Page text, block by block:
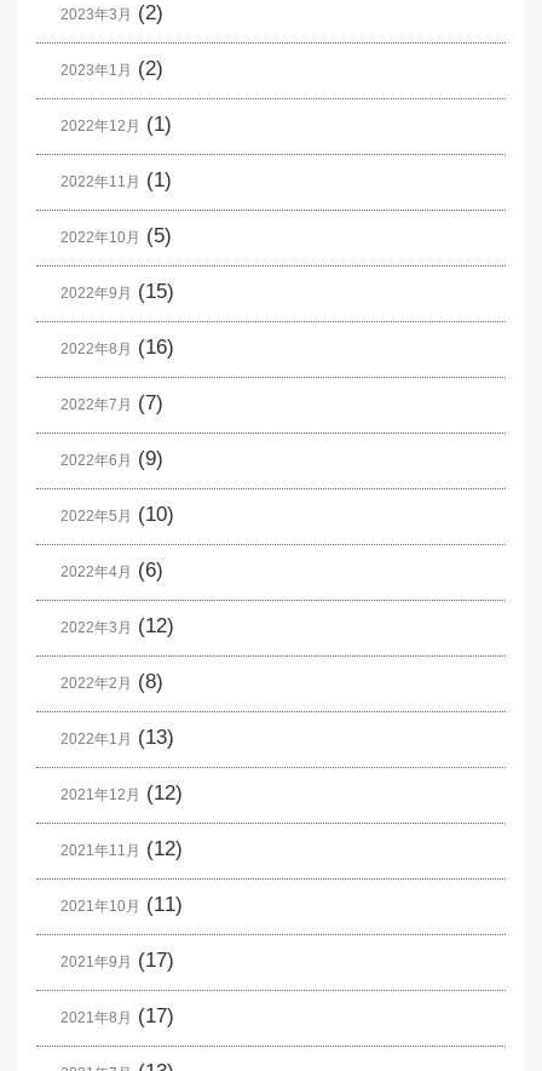
2023年3月 (2)
2023年1月 (2)
2022年12月 (1)
2022年11月 (1)
2022年10月 (5)
2022年9月 (15)
2022年8月 (16)
2022年7月 (7)
2022年6月 (9)
2022年5月 (10)
2022年4月 (6)
2022年3月 (12)
2022年2月 (8)
2022年1月 (13)
2021年12月 (12)
2021年11月 (12)
2021年10月 (11)
2021年9月 (17)
2021年8月 (17)